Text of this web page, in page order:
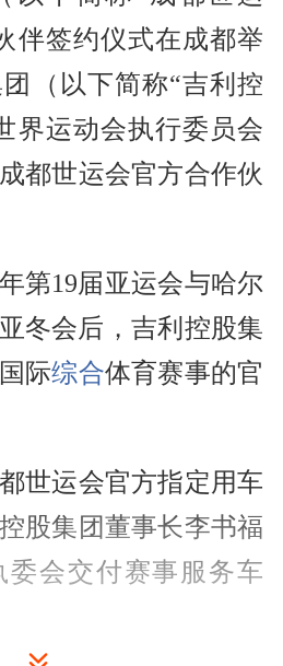
伴签约仪式在成都举
（以下简称“吉利控
界运动会执行委员会
都世运会官方合作伙
第19届亚运会与哈尔
冬会后，吉利控股集
际综合体育赛事的官
世运会官方指定用车
股集团董事长李书福
委会交付赛事服务车